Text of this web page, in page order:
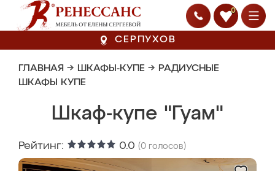
0
СЕРПУХОВ
ГЛАВНАЯ → ШКАФЫ-КУПЕ → РАДИУСНЫЕ
ШКАФЫ КУПЕ
Шкаф-купе "Гуам"
Рейтинг: 0.0 (0 голосов)